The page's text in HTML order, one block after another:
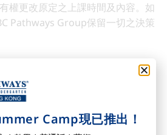
權更改原定之上課時間及內容。如
Pathways Group保留一切之決策
暑期課程：首
上報讀，即獲 $200
Camp現已推出！